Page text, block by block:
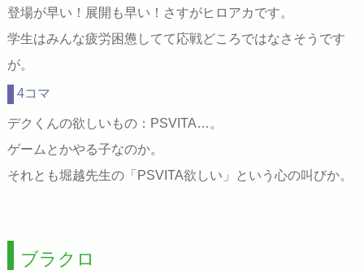
登場が早い！展開も早い！さすがヒロアカです。
学生はみんな疲労困憊してて応戦どころではなさそうです
が。
4コマ
デクくんの欲しいもの：PSVITA…。
ゲームとかやる子なのか。
それとも堀越先生の「PSVITA欲しい」という心の叫びか。
ブラクロ